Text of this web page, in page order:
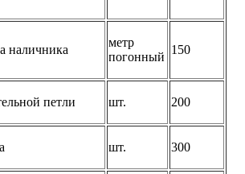
наличника
метр
погонный
150
петли шт. 200
шт. 300